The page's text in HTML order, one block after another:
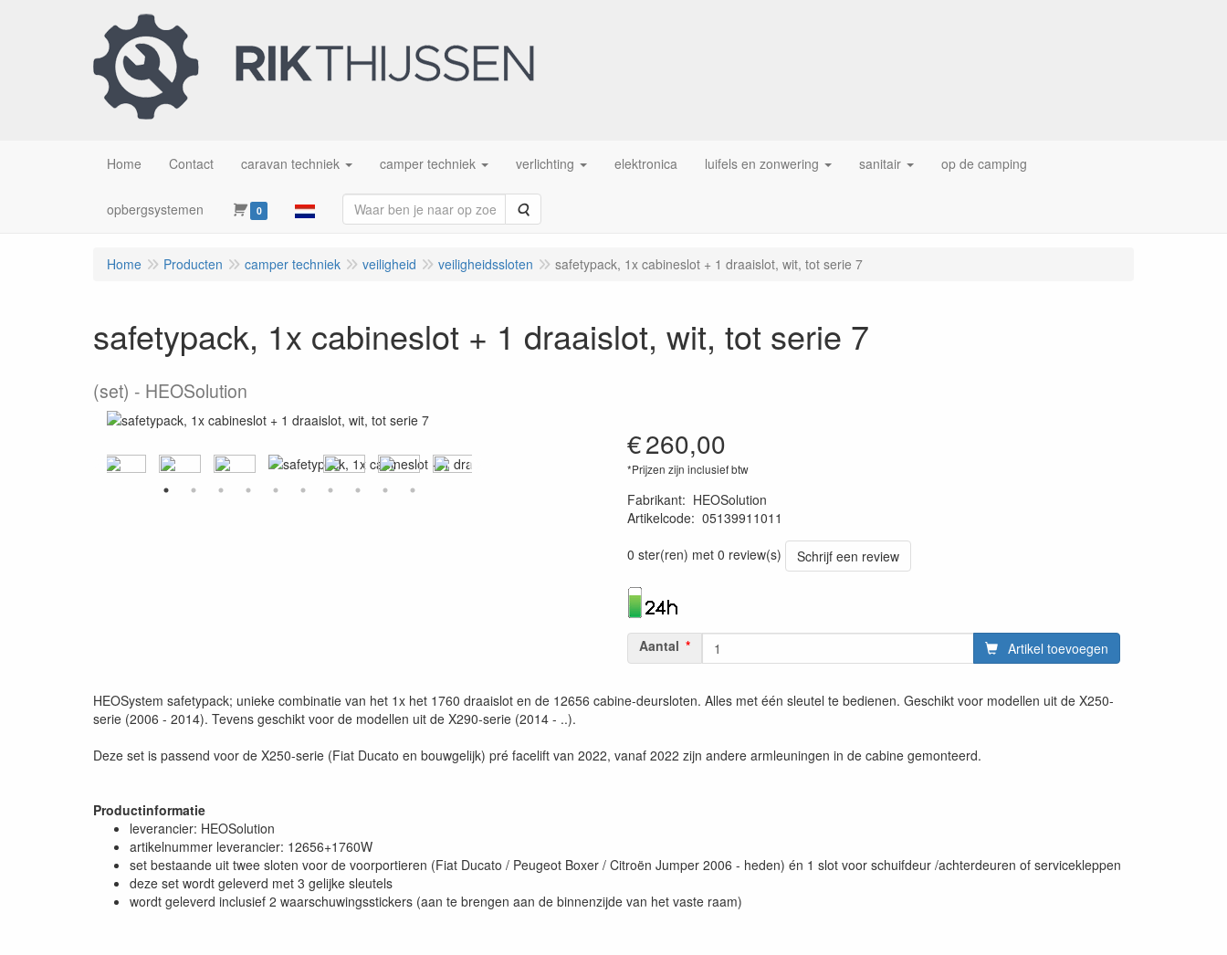
Home Contact caravan techniek camper techniek verlichting elektronica luifels en zonwering sanitair op de camping
opbergsystemen 0 Zoeken
Home Producten camper techniek veiligheid veiligheidssloten safetypack, 1x cabineslot + 1 draaislot, wit, tot serie 7
safetypack, 1x cabineslot + 1 draaislot, wit, tot serie 7
(set) HEOSolution
€260,00
*Prijzen zijn inclusief btw
Fabrikant: HEOSolution
Artikelcode: 05139911011
0 ster(ren) met 0 review(s)
Schrijf een review
Aantal Artikel toevoegen
HEOSystem safetypack; unieke combinatie van het 1x het 1760 draaislot en de 12656 cabine-deursloten. Alles met één sleutel te bedienen. Geschikt voor modellen uit de X250-
serie (2006 - 2014). Tevens geschikt voor de modellen uit de X290-serie (2014 - ..).
Deze set is passend voor de X250-serie (Fiat Ducato en bouwgelijk) pré facelift van 2022, vanaf 2022 zijn andere armleuningen in de cabine gemonteerd.
Productinformatie
leverancier: HEOSolution
artikelnummer leverancier: 12656+1760W
set bestaande uit twee sloten voor de voorportieren (Fiat Ducato / Peugeot Boxer / Citroën Jumper 2006 - heden) én 1 slot voor schuifdeur /achterdeuren of servicekleppen
deze set wordt geleverd met 3 gelijke sleutels
wordt geleverd inclusief 2 waarschuwingsstickers (aan te brengen aan de binnenzijde van het vaste raam)